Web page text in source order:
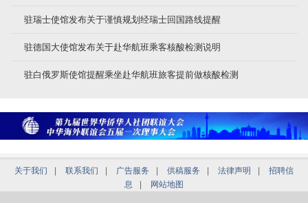
驻瑞士使馆发布关于谨慎规划经瑞士回国路线提醒
驻德国大使馆发布关于赴华航班乘客核酸检测说明
驻白俄罗斯使馆提醒乘坐赴华航班旅客提前做核酸检测
关于我们 联系我们 广告服务 供稿服务 法律声明
招聘信
息
网站地图